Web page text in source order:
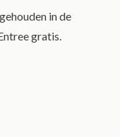
in de
gratis.